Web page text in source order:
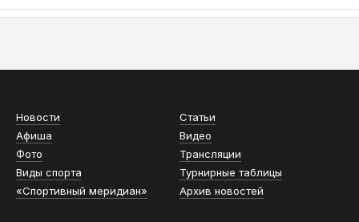
Новости
Статьи
Афиша
Видео
Фото
Трансляции
Виды спорта
Турнирные таблицы
«Спортивный меридиан»
Архив новостей